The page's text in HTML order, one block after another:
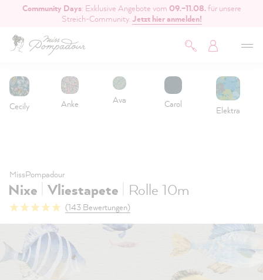
springen
Community Days: Exklusive Angebote vom 09.–11.08.für unsere
Streich-Community.Jetzt hier anmelden!
Cecily Anke Ava Carol
Elektra
MissPompadour
Nixe Vliestapete Rolle 10m
(143 Bewertungen)